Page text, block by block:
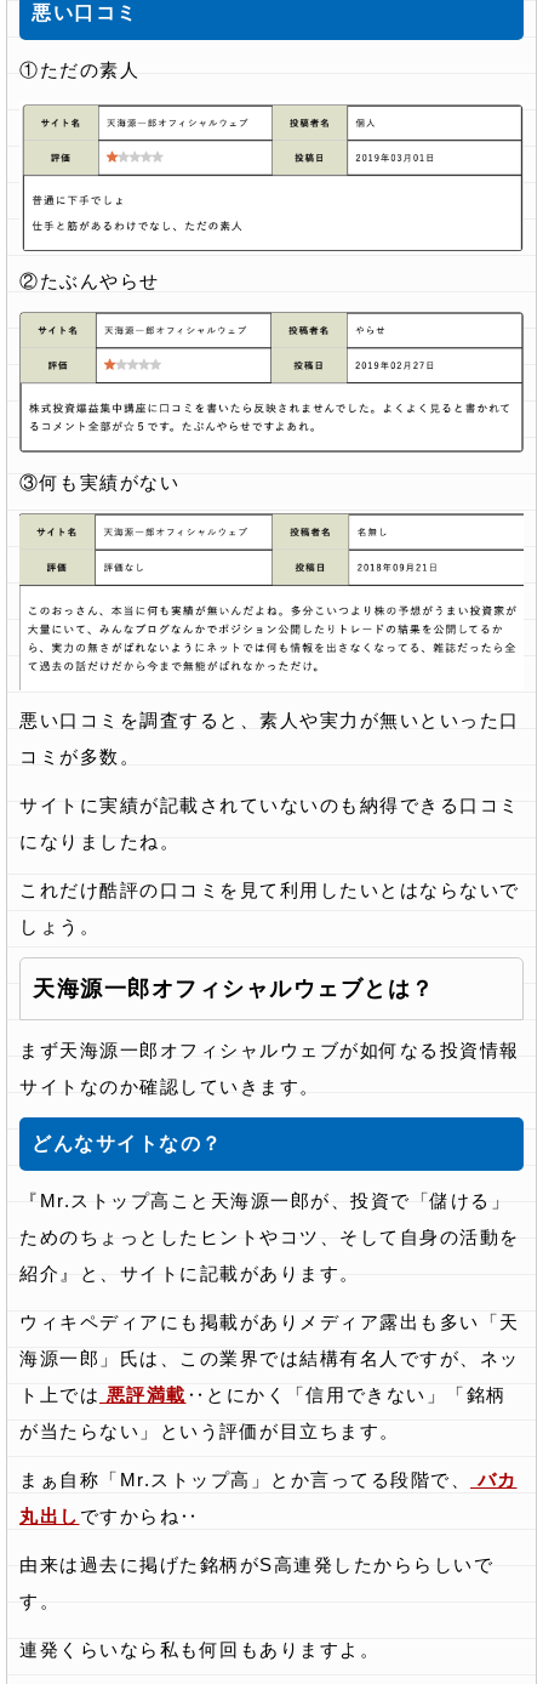
悪い口コミ
①ただの素人
②たぶんやらせ
③何も実績がない
悪い口コミを調査すると、素人や実力が無いといった口
コミが多数。
サイトに実績が記載されていないのも納得できる口コミ
になりましたね。
これだけ酷評の口コミを見て利用したいとはならないで
しょう。
天海源一郎オフィシャルウェブとは？
まず天海源一郎オフィシャルウェブが如何なる投資情報
サイトなのか確認していきます。
どんなサイトなの？
『Mr.ストップ高こと天海源一郎が、投資で「儲ける」
ためのちょっとしたヒントやコツ、そして自身の活動を
紹介』と、サイトに記載があります。
ウィキペディアにも掲載がありメディア露出も多い「天
海源一郎」氏は、この業界では結構有名人ですが、ネッ
ト上では 悪評満載 ‥とにかく「信用できない」「銘柄
が当たらない」という評価が目立ちます。
まぁ自称「Mr.ストップ高」とか言ってる段階で、
バカ
丸出し ですからね‥
由来は過去に掲げた銘柄がS高連発したかららしいで
す。
連発くらいなら私も何回もありますよ。